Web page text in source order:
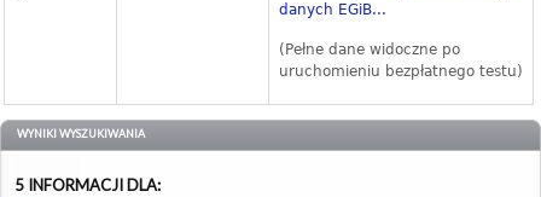
danych EGiB...
(Pełne dane widoczne po
uruchomieniu bezpłatnego testu)
WYNIKI WYSZUKIWANIA
5 INFORMACJI DLA: